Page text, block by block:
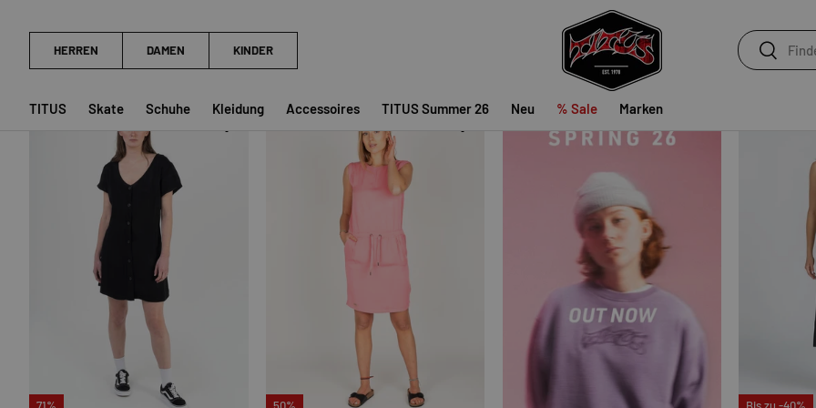
Suchen
Suchen
TITUS Skate Schuhe Kleidung Accessoires TITUS Summer 26 Neu % Sale Marken
Sehr geringer Bestand (1 Einheit)
59,99 €
OPTIONEN AUSWÄHLEN